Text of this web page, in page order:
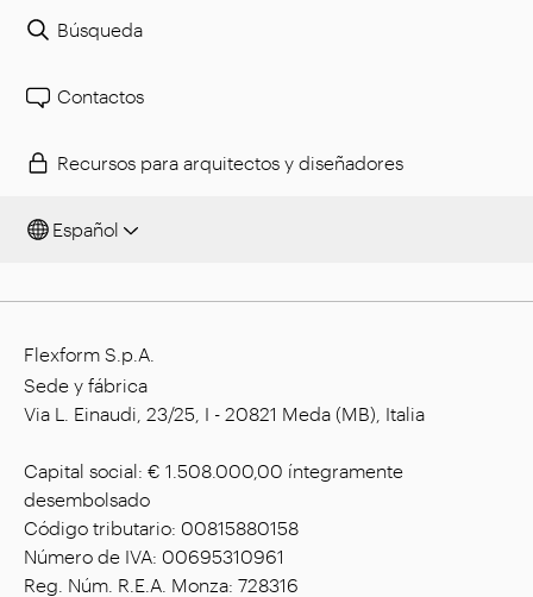
Búsqueda
Contactos
Recursos para arquitectos y diseñadores
Español
Flexform S.p.A.
Sede y fábrica
Via L. Einaudi, 23/25, I - 20821 Meda (MB), Italia
Capital social: € 1.508.000,00 íntegramente
desembolsado
Código tributario: 00815880158
Número de IVA: 00695310961
Reg. Núm. R.E.A. Monza: 728316